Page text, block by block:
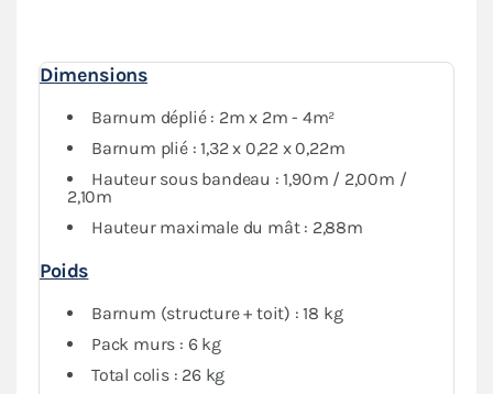
conservant de la visibilité grâce au PVC transparent.
Dimensions
Barnum déplié : 2m x 2m - 4m²
Barnum plié : 1,32 x 0,22 x 0,22m
Hauteur sous bandeau : 1,90m / 2,00m /
2,10m
Hauteur maximale du mât : 2,88m
Poids
Barnum (structure + toit) : 18 kg
Pack murs : 6 kg
Total colis : 26 kg